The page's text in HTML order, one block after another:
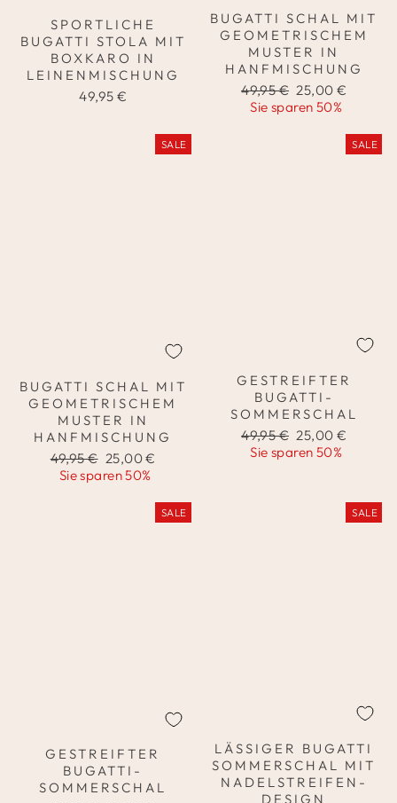
SPORTLICHE
BUGATTI STOLA MIT
BOXKARO IN
LEINENMISCHUNG
49,95 €
BUGATTI SCHAL MIT
GEOMETRISCHEM
MUSTER IN
HANFMISCHUNG
Normaler
Preis
49,95 € Sonderpreis
25,00 €
Sie sparen 50%
SALE
BUGATTI SCHAL MIT
GEOMETRISCHEM
MUSTER IN
HANFMISCHUNG
Normaler
Preis
49,95 € Sonderpreis
25,00 €
Sie sparen 50%
SALE
GESTREIFTER
BUGATTI-
SOMMERSCHAL
Normaler
Preis
49,95 € Sonderpreis
25,00 €
Sie sparen 50%
SALE
GESTREIFTER
BUGATTI-
SOMMERSCHAL
SALE
LÄSSIGER BUGATTI
SOMMERSCHAL MIT
NADELSTREIFEN-
DESIGN